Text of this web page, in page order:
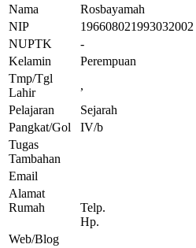
Nama
Rosbayamah
NIP
196608021993032002
NUPTK
-
Kelamin
Perempuan
Tmp/Tgl
Lahir
,
Pelajaran
Sejarah
Pangkat/Gol
IV/b
Tugas
Tambahan
Email
Alamat
Rumah
Telp.
Hp.
Web/Blog